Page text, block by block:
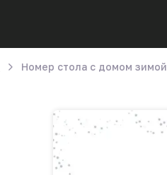
Номер стола с домом зимой